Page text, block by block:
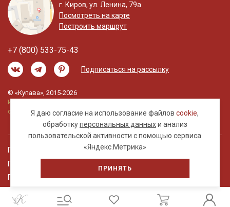
Я даю согласие на использование файловcookie,
обработкуперсональных данныхи анализ
пользовательской активности с помощью сервиса
«Яндекс.Метрика»
ПРИНЯТЬ
г. Киров, ул. Ленина, 79а
Посмотреть на карте
Построить маршрут
+7 (800) 533-75-43
Подписаться на рассылку
© «Купава», 2015-2026
Информация на сайте не является публичной
офертой.
Правовая информация
Политика обработки персональных данных
Пользовательское соглашение